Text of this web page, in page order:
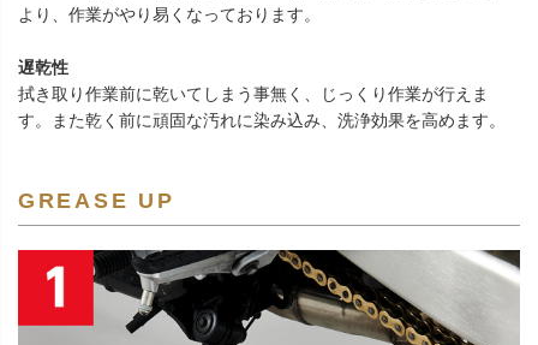
より、作業がやり易くなっております。
遅乾性
拭き取り作業前に乾いてしまう事無く、じっくり作業が行えま
す。また乾く前に頑固な汚れに染み込み、洗浄効果を高めます。
GREASE UP